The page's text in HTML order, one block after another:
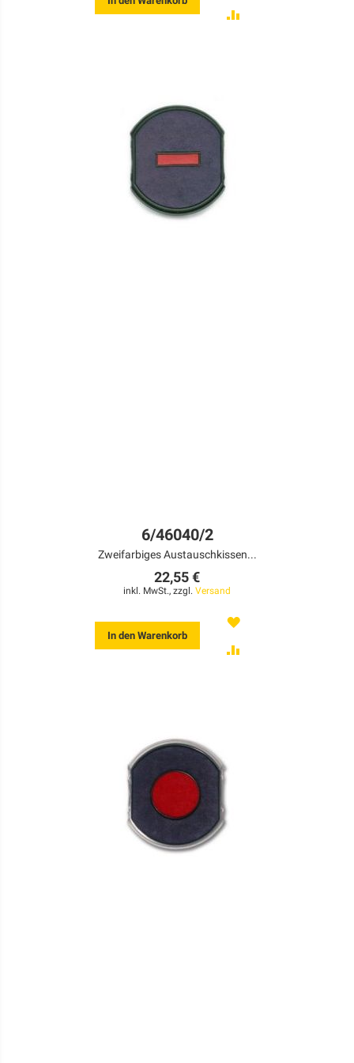
6/46040/2
Zweifarbiges Austauschkissen...
22,55 €
inkl. MwSt., zzgl. Versand
In den Warenkorb
MERKEN